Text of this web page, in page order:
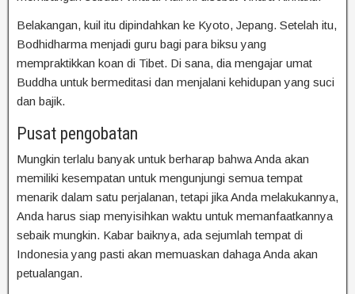
Belakangan, kuil itu dipindahkan ke Kyoto, Jepang. Setelah itu,
Bodhidharma menjadi guru bagi para biksu yang
mempraktikkan koan di Tibet. Di sana, dia mengajar umat
Buddha untuk bermeditasi dan menjalani kehidupan yang suci
dan bajik.
Pusat pengobatan
Mungkin terlalu banyak untuk berharap bahwa Anda akan
memiliki kesempatan untuk mengunjungi semua tempat
menarik dalam satu perjalanan, tetapi jika Anda melakukannya,
Anda harus siap menyisihkan waktu untuk memanfaatkannya
sebaik mungkin. Kabar baiknya, ada sejumlah tempat di
Indonesia yang pasti akan memuaskan dahaga Anda akan
petualangan.